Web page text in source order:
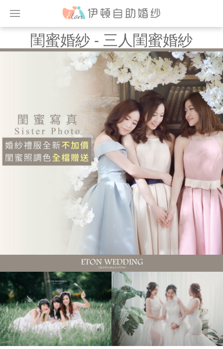
閨蜜婚紗 - 三人閨蜜婚紗